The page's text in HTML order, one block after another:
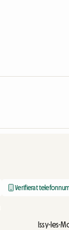
Verifierat
Issy-les-